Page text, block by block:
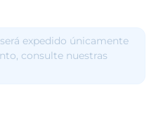
expedido únicamente
consulte nuestras